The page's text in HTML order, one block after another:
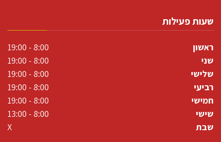
שעות פעילות
ראשון
8:00 - 19:00
שני
8:00 - 19:00
שלישי
8:00 - 19:00
רביעי
8:00 - 19:00
חמישי
8:00 - 19:00
שישי
8:00 - 13:00
שבת
X